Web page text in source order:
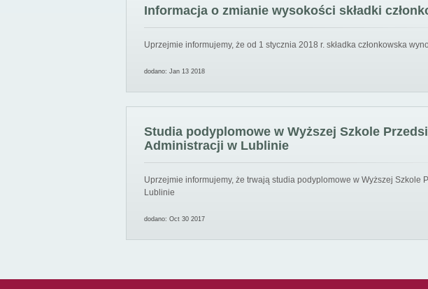
Informacja o zmianie wysokości składki
Uprzejmie informujemy, że od 1 stycznia 2018 r. składka członkowska
dodano: Jan 13 2018
Studia podyplomowe w Wyższej Szkole
Administracji w Lublinie
Uprzejmie informujemy, że trwają studia podyplomowe w Wyższej Szkole
Lublinie
dodano: Oct 30 2017